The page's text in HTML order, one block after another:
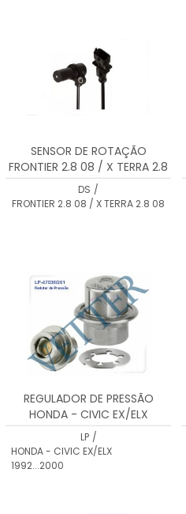
SENSOR DE ROTAÇÃO
FRONTIER 2.8 08 / X TERRA 2.8
08 DS1830
DS /
FRONTIER 2.8 08 / X TERRA 2.8 08
REGULADOR DE PRESSÃO
HONDA - CIVIC EX/ELX
1992...2000
LP /
HONDA - CIVIC EX/ELX
1992...2000